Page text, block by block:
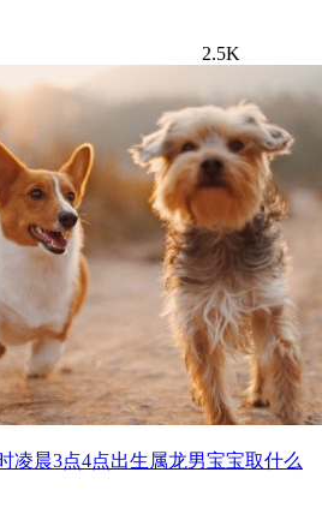
2.5K
凌晨3点4点出生属龙男宝宝取什么